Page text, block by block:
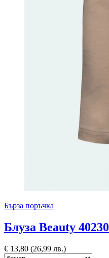
Бърза поръчка
Блуза Beauty 40230
€ 13,80 (26,99 лв.)